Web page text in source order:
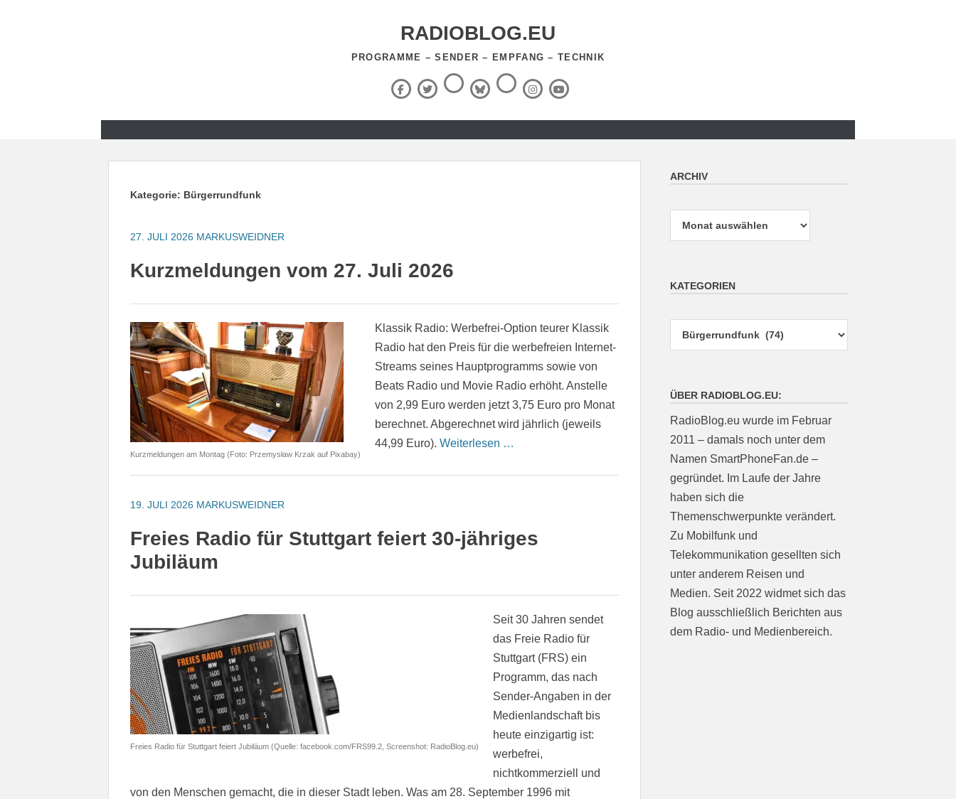
RADIOBLOG.EU
PROGRAMME – SENDER – EMPFANG – TECHNIK
Facebook
X
(Twitter)
ThreadsBlueSky
RSS-
Feed InstagramYouTube
Kategorie: Bürgerrundfunk
27. JULI 2026 MARKUSWEIDNER
Kurzmeldungen vom 27. Juli 2026
Kurzmeldungen am Montag (Foto: Przemysław Krzak auf Pixabay)
Klassik Radio: Werbefrei-Option teurer Klassik
Radio hat den Preis für die werbefreien Internet-
Streams seines Hauptprogramms sowie von
Beats Radio und Movie Radio erhöht. Anstelle
von 2,99 Euro werden jetzt 3,75 Euro pro Monat
berechnet. Abgerechnet wird jährlich (jeweils
44,99 Euro). Weiterlesen …
19. JULI 2026 MARKUSWEIDNER
Freies Radio für Stuttgart feiert 30-jähriges
Jubiläum
Freies Radio für Stuttgart feiert Jubiläum (Quelle: facebook.com/FRS99.2, Screenshot: RadioBlog.eu)
Seit 30 Jahren sendet
das Freie Radio für
Stuttgart (FRS) ein
Programm, das nach
Sender-Angaben in der
Medienlandschaft bis
heute einzigartig ist:
werbefrei,
nichtkommerziell und
von den Menschen gemacht, die in dieser Stadt leben. Was am 28. September 1996 mit
ARCHIV
KATEGORIEN
ÜBER RADIOBLOG.EU:
RadioBlog.eu wurde im Februar
2011 – damals noch unter dem
Namen SmartPhoneFan.de –
gegründet. Im Laufe der Jahre
haben sich die
Themenschwerpunkte verändert.
Zu Mobilfunk und
Telekommunikation gesellten sich
unter anderem Reisen und
Medien. Seit 2022 widmet sich das
Blog ausschließlich Berichten aus
dem Radio- und Medienbereich.